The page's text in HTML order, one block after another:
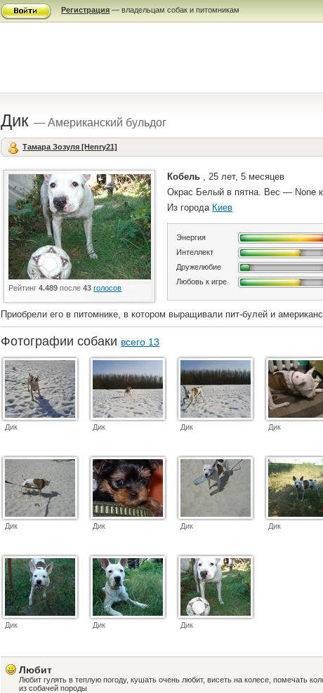
Регистрация — владельцам собак и питомникам
Дик— Американский бульдог
Тамара Зозуля [Henry21]
Рейтинг4.489 после43 голосов
Кобель , 25 лет, 5 месяцев
Окрас Белый в пятна. Вес — None
Из города Киев
Энергия
Интеллект
Дружелюбие
Любовь к игре
Приобрели его в питомнике, в котором выращивали пит-булей и
Фотографии собаки всего 13
Дик Дик Дик Дик
Дик Дик Дик Дик
Дик Дик Дик
Любит
Любит гулять в теплую погоду, кушать очень любит, висеть на колесе, помечать
из собачей породы